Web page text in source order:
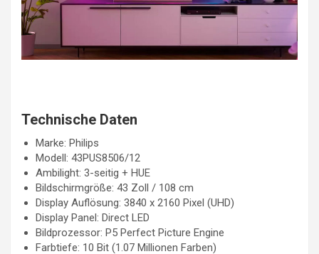
Technische Daten
Marke: Philips
Modell: 43PUS8506/12
Ambilight: 3-seitig + HUE
Bildschirmgröße: 43 Zoll / 108 cm
Display Auflösung: 3840 x 2160 Pixel (UHD)
Display Panel: Direct LED
Bildprozessor: P5 Perfect Picture Engine
Farbtiefe: 10 Bit (1.07 Millionen Farben)